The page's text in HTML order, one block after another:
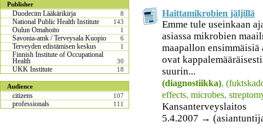
Publisher
Duodecim Lääkärikirja 8
National Public Health Institute 143
Oulun Omahoito 1
Savonia-amk / Terveysala Kuopio 6
Terveyden edistämisen keskus 1
Finnish Institute of Occupational
Health 30
UKK Institute 18
Audience
citizens 107
professionals 111
Haittamikrobien jäljillä
Emme tule useinkaan
asiassa mikrobien
maapallon
ovat
suurin...
(diagnostiikka),
effects, microbes,
Kansanterveyslaitos
5.4.2007 →